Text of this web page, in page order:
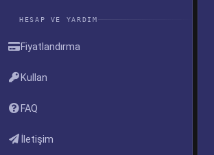
HESAP VE YARDIM
Fiyatlandırma
Kullan
FAQ
İletişim